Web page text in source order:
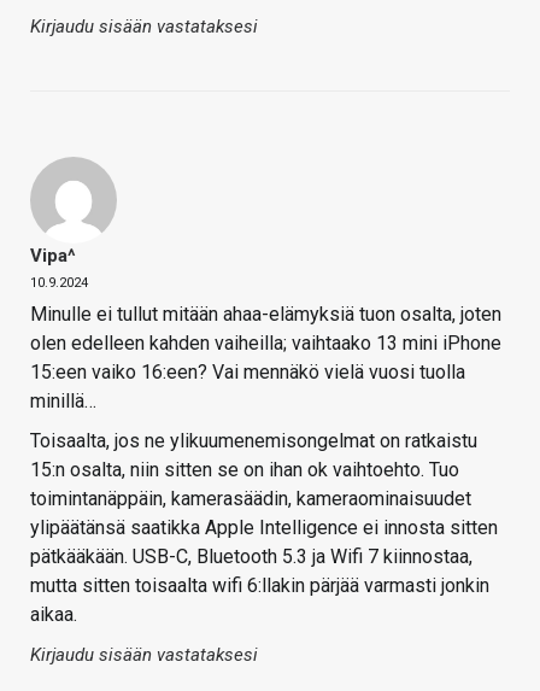
Kirjaudu sisään vastataksesi
Vipa^
10.9.2024
Minulle ei tullut mitään ahaa-elämyksiä tuon osalta, joten
olen edelleen kahden vaiheilla; vaihtaako 13 mini iPhone
15:een vaiko 16:een? Vai mennäkö vielä vuosi tuolla
minillä…
Toisaalta, jos ne ylikuumenemisongelmat on ratkaistu
15:n osalta, niin sitten se on ihan ok vaihtoehto. Tuo
toimintanäppäin, kamerasäädin, kameraominaisuudet
ylipäätänsä saatikka Apple Intelligence ei innosta sitten
pätkääkään. USB-C, Bluetooth 5.3 ja Wifi 7 kiinnostaa,
mutta sitten toisaalta wifi 6:llakin pärjää varmasti jonkin
aikaa.
Kirjaudu sisään vastataksesi